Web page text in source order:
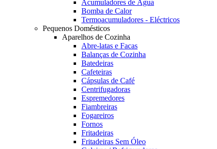
Acumuladores de Água
Bomba de Calor
Termoacumuladores - Eléctricos
Pequenos Domésticos
Aparelhos de Cozinha
Abre-latas e Facas
Balanças de Cozinha
Batedeiras
Cafeteiras
Cápsulas de Café
Centrifugadoras
Espremedores
Fiambreiras
Fogareiros
Fornos
Fritadeiras
Fritadeiras Sem Óleo